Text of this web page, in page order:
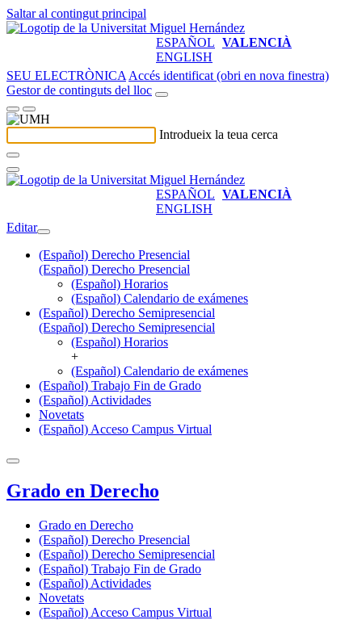
Saltar al contingut principal
ESPAÑOL VALENCIÀ
ENGLISH
SEU ELECTRÒNICA Accés identificat (obri en nova finestra)
Gestor de continguts del lloc
Introdueix la teua cerca
ESPAÑOL VALENCIÀ
ENGLISH
Editar
(Español) Derecho Presencial
(Español) Derecho Presencial
(Español) Horarios
(Español) Calendario de exámenes
(Español) Derecho Semipresencial
(Español) Derecho Semipresencial
(Español) Horarios
+
(Español) Calendario de exámenes
(Español) Trabajo Fin de Grado
(Español) Actividades
Novetats
(Español) Acceso Campus Virtual
Grado en Derecho
Grado en Derecho
(Español) Derecho Presencial
(Español) Derecho Semipresencial
(Español) Trabajo Fin de Grado
(Español) Actividades
Novetats
(Español) Acceso Campus Virtual